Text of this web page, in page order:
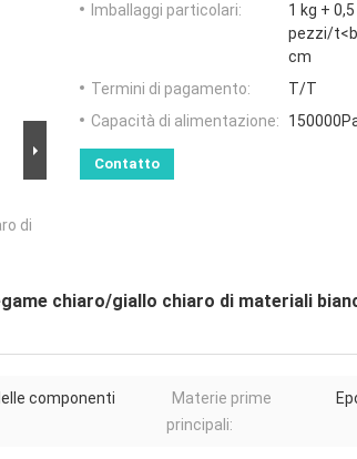
di
Imballaggi particolari:
1 kg +
pezzi/
cm
Termini di pagamento:
T/T
Capacità di alimentazione:
Contatto
chiaro/giallo chiaro di materiali
componenti
Materie prime
principali: